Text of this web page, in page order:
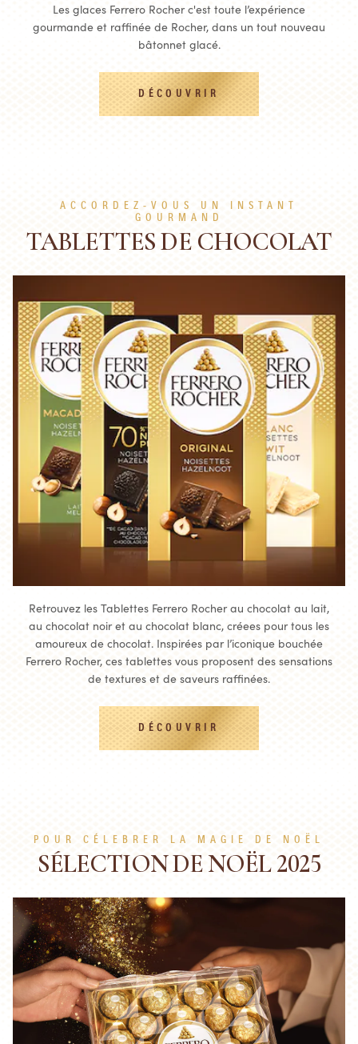
Les glaces Ferrero Rocher c'est toute l’expérience
gourmande et raffinée de Rocher, dans un tout nouveau
bâtonnet glacé.
DÉCOUVRIR
ACCORDEZ-VOUS UN INSTANT
GOURMAND
TABLETTES DE CHOCOLAT
Retrouvez les Tablettes Ferrero Rocher au chocolat au lait,
au chocolat noir et au chocolat blanc, créees pour tous les
amoureux de chocolat. Inspirées par l’iconique bouchée
Ferrero Rocher, ces tablettes vous proposent des sensations
de textures et de saveurs raffinées.
DÉCOUVRIR
POUR CÉLEBRER LA MAGIE DE NOËL
SÉLECTION DE NOËL 2025